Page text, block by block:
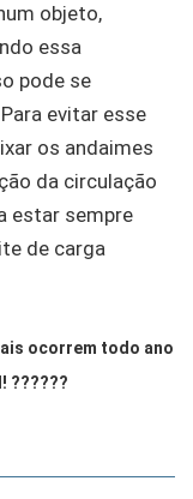
objeto,
essa
pode se
evitar esse
os andaimes
da circulação
estar sempre
de carga
ocorrem todo ano
??????